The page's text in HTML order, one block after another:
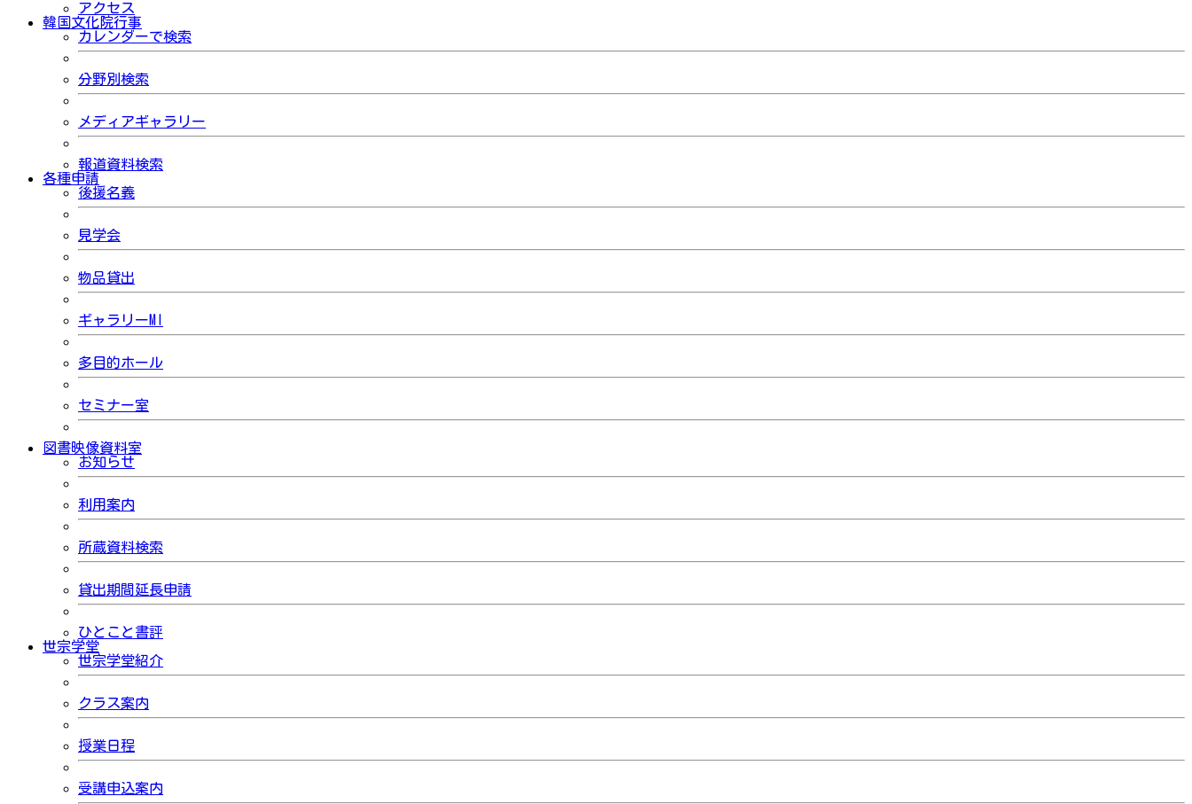
アクセス
韓国文化院行事
カレンダーで検索
分野別検索
メディアギャラリー
報道資料検索
各種申請
後援名義
見学会
物品貸出
ギャラリーMI
多目的ホール
セミナー室
図書映像資料室
お知らせ
利用案内
所蔵資料検索
貸出期間延長申請
ひとこと書評
世宗学堂
世宗学堂紹介
クラス案内
授業日程
受講申込案内